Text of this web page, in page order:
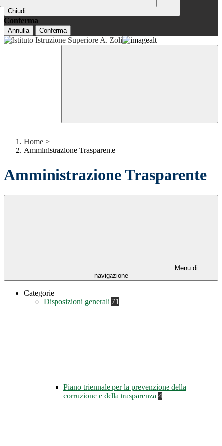
Chiudi
Conferma
Annulla Conferma
Home >
Amministrazione Trasparente
Amministrazione Trasparente
Menu di
navigazione
Categorie
Disposizioni generali 71
Piano triennale per la prevenzione della
corruzione e della trasparenza 4